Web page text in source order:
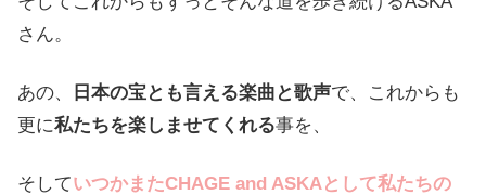
さん。
あの、 日本の宝とも言える楽曲と歌声で、これからも
更に私たちを楽しませてくれる事を、
そしていつかまたCHAGE and ASKAとして私たちの